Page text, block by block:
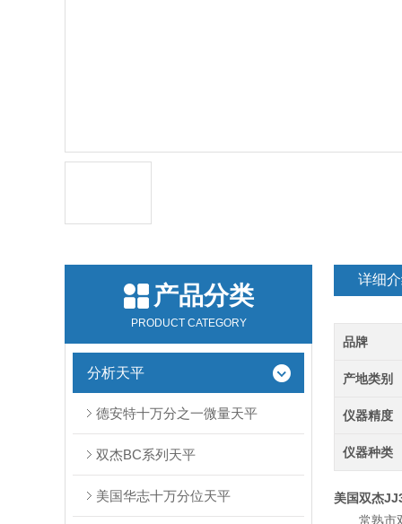
产品分类
PRODUCT CATEGORY
分析天平
德安特十万分之一微量天平
双杰BC系列天平
美国华志十万分位天平
详细
品牌
产地类别
仪器精度
仪器种类
美国双杰
常熟市双